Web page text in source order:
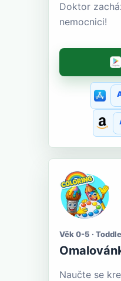
Doktor
nemocnici!
Věk 0-5 ·
Naučte se